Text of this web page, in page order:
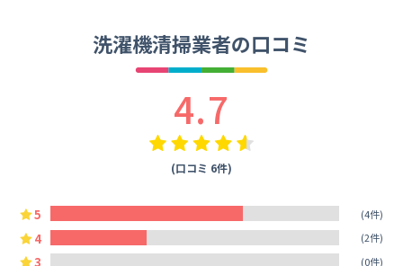
洗濯機清掃業者の口コミ
4.7
(口コミ 6件)
5 (4件)
4 (2件)
3 (0件)